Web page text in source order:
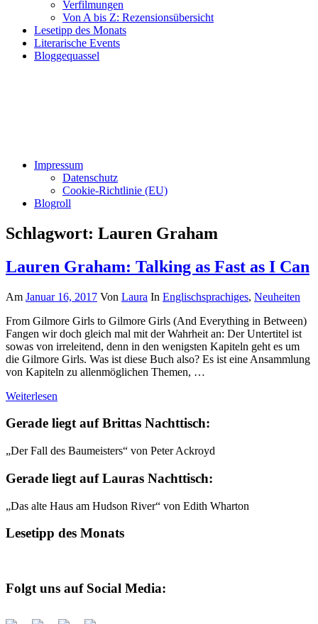
Verfilmungen
Von A bis Z: Rezensionsübersicht
Lesetipp des Monats
Literarische Events
Bloggequassel
Impressum
Datenschutz
Cookie-Richtlinie (EU)
Blogroll
Schlagwort: Lauren Graham
Lauren Graham: Talking as Fast as I Can
Am Januar 16, 2017 Von Laura In Englischsprachiges, Neuheiten
From Gilmore Girls to Gilmore Girls (And Everything in Between)
Fangen wir doch gleich mal mit der Wahrheit an: Der Untertitel ist
sowas von irreleitend, denn in den wenigsten Kapiteln geht es um
die Gilmore Girls. Was ist diese Buch also? Es ist eine Ansammlung
von Kapiteln zu allenmöglichen Themen, …
Weiterlesen
Gerade liegt auf Brittas Nachttisch:
„Der Fall des Baumeisters“ von Peter Ackroyd
Gerade liegt auf Lauras Nachttisch:
„Das alte Haus am Hudson River“ von Edith Wharton
Lesetipp des Monats
Folgt uns auf Social Media: